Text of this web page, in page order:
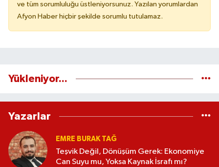
ve tüm sorumluluğu üstleniyorsunuz. Yazılan yorumlardan
Afyon Haber hiçbir şekilde sorumlu tutulamaz.
Yükleniyor...
Yazarlar
EMRE BURAK TAĞ
Teşvik Değil, Dönüşüm Gerek: Ekonomiye
Can Suyu mu, Yoksa Kaynak İsrafı mı?